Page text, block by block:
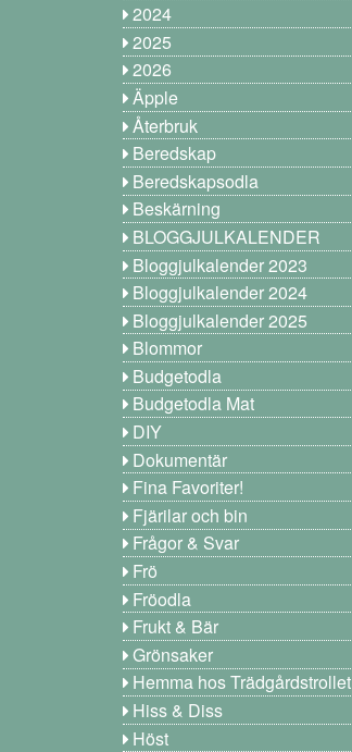
2024
2025
2026
Äpple
Återbruk
Beredskap
Beredskapsodla
Beskärning
BLOGGJULKALENDER
Bloggjulkalender 2023
Bloggjulkalender 2024
Bloggjulkalender 2025
Blommor
Budgetodla
Budgetodla Mat
DIY
Dokumentär
Fina Favoriter!
Fjärilar och bin
Frågor & Svar
Frö
Fröodla
Frukt & Bär
Grönsaker
Hemma hos Trädgårdstrollet
Hiss & Diss
Höst